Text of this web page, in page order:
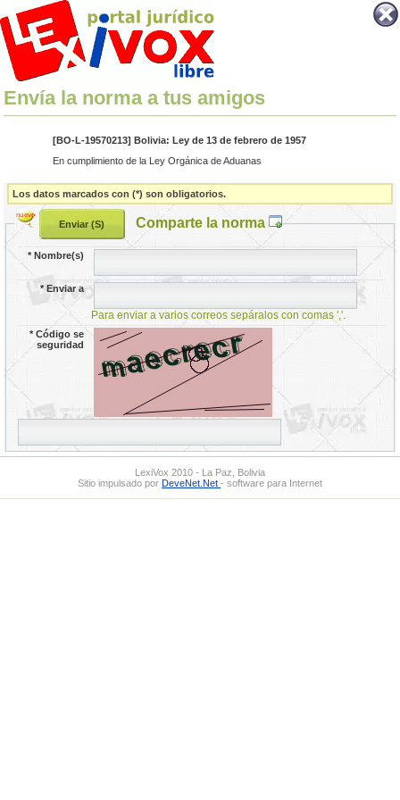
Envía la norma a tus amigos
[BO-L-19570213] Bolivia: Ley de 13 de febrero de 1957
En cumplimiento de la Ley Orgánica de Aduanas
Los datos marcados con (*) son obligatorios.
Comparte la norma
*Nombre(s)
*Enviar a
Para enviar a varios correos sepáralos con comas ','.
*Código se
seguridad
LexiVox 2010 - La Paz, Bolivia
Sitio impulsado por DeveNet.Net - software para Internet